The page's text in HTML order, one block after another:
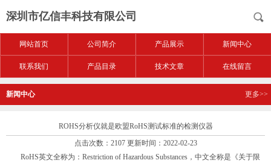
深圳市亿信丰科技有限公司
网站首页 公司简介 产品展示 新闻中心
联系我们 产品目录 技术文章 在线留言
新闻中心 更多>>
ROHS分析仪就是欧盟RoHS测试标准的检测仪器
点击次数：2107 更新时间：2022-02-23
RoHS英文全称为：Restriction of Hazardous Substances，中文全称是《关于限